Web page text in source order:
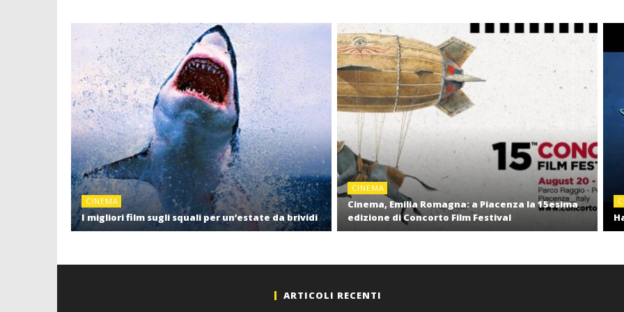
CINEMA
I migliori film sugli squali per un’estate da brividi
CINEMA
Cinema, Emilia Romagna: a Piacenza la 15esima
edizione di Concorto Film Festival
ARTICOLI RECENTI